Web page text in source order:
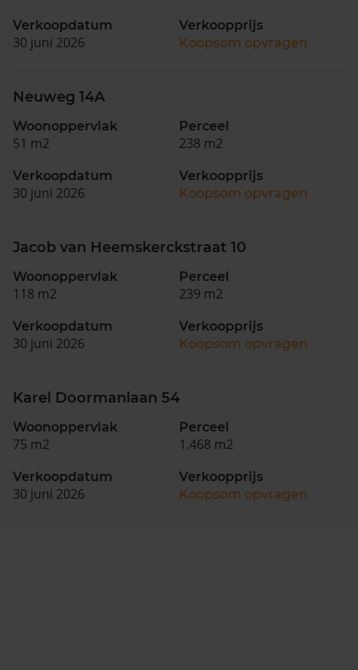
Verkoopdatum
30 juni 2026
Verkoopprijs
Koopsom opvragen
Neuweg 14A
Woonoppervlak
51 m2
Perceel
238 m2
Verkoopdatum
30 juni 2026
Verkoopprijs
Koopsom opvragen
Jacob van Heemskerckstraat 10
Woonoppervlak
118 m2
Perceel
239 m2
Verkoopdatum
30 juni 2026
Verkoopprijs
Koopsom opvragen
Karel Doormanlaan 54
Woonoppervlak
75 m2
Perceel
1.468 m2
Verkoopdatum
30 juni 2026
Verkoopprijs
Koopsom opvragen